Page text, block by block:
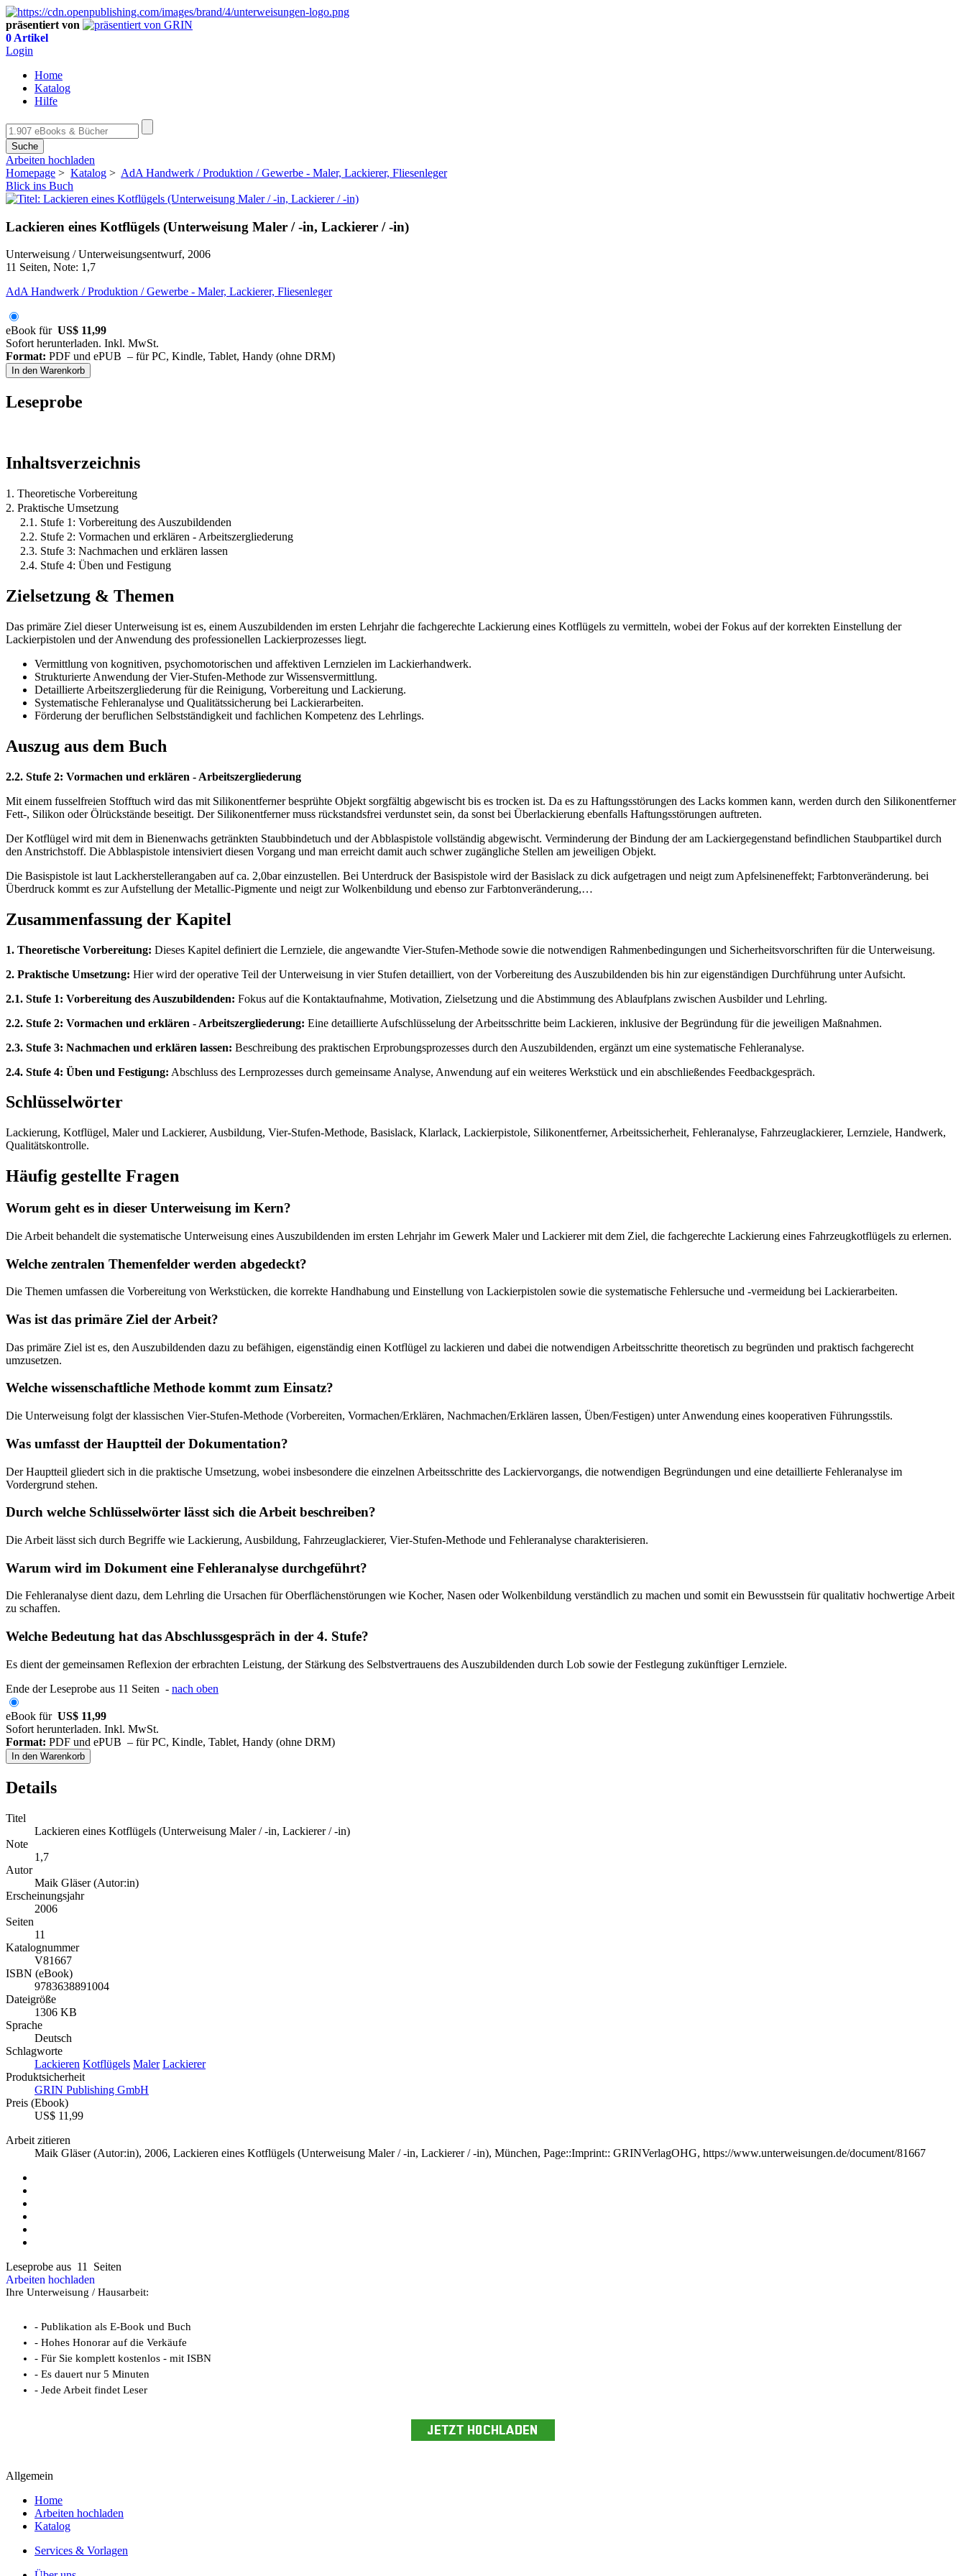
präsentiert von
0 Artikel
Login
Home
Katalog
Hilfe
Suche
Arbeiten hochladen
Homepage > Katalog > AdA Handwerk / Produktion / Gewerbe - Maler, Lackierer, Fliesenleger
Blick ins Buch
Lackieren eines Kotflügels (Unterweisung Maler / -in, Lackierer / -in)
Unterweisung / Unterweisungsentwurf, 2006
11 Seiten, Note: 1,7
AdA Handwerk / Produktion / Gewerbe - Maler, Lackierer, Fliesenleger
eBook für US$ 11,99
Sofort herunterladen. Inkl. MwSt.
Format: PDF und ePUB – für PC, Kindle, Tablet, Handy (ohne DRM)
In den Warenkorb
Leseprobe
Inhaltsverzeichnis
1. Theoretische Vorbereitung
2. Praktische Umsetzung
2.1. Stufe 1: Vorbereitung des Auszubildenden
2.2. Stufe 2: Vormachen und erklären - Arbeitszergliederung
2.3. Stufe 3: Nachmachen und erklären lassen
2.4. Stufe 4: Üben und Festigung
Zielsetzung & Themen
Das primäre Ziel dieser Unterweisung ist es, einem Auszubildenden im ersten Lehrjahr die fachgerechte Lackierung eines Kotflügels zu vermitteln, wobei der Fokus auf der korrekten Einstellung der
Lackierpistolen und der Anwendung des professionellen Lackierprozesses liegt.
Vermittlung von kognitiven, psychomotorischen und affektiven Lernzielen im Lackierhandwerk.
Strukturierte Anwendung der Vier-Stufen-Methode zur Wissensvermittlung.
Detaillierte Arbeitszergliederung für die Reinigung, Vorbereitung und Lackierung.
Systematische Fehleranalyse und Qualitätssicherung bei Lackierarbeiten.
Förderung der beruflichen Selbstständigkeit und fachlichen Kompetenz des Lehrlings.
Auszug aus dem Buch
2.2. Stufe 2: Vormachen und erklären - Arbeitszergliederung
Mit einem fusselfreien Stofftuch wird das mit Silikonentferner besprühte Objekt sorgfältig abgewischt bis es trocken ist. Da es zu Haftungsstörungen des Lacks kommen kann, werden durch den Silikonentferner
Fett-, Silikon oder Ölrückstände beseitigt. Der Silikonentferner muss rückstandsfrei verdunstet sein, da sonst bei Überlackierung ebenfalls Haftungsstörungen auftreten.
Der Kotflügel wird mit dem in Bienenwachs getränkten Staubbindetuch und der Abblaspistole vollständig abgewischt. Verminderung der Bindung der am Lackiergegenstand befindlichen Staubpartikel durch
den Anstrichstoff. Die Abblaspistole intensiviert diesen Vorgang und man erreicht damit auch schwer zugängliche Stellen am jeweiligen Objekt.
Die Basispistole ist laut Lackherstellerangaben auf ca. 2,0bar einzustellen. Bei Unterdruck der Basispistole wird der Basislack zu dick aufgetragen und neigt zum Apfelsineneffekt; Farbtonveränderung. bei
Überdruck kommt es zur Aufstellung der Metallic-Pigmente und neigt zur Wolkenbildung und ebenso zur Farbtonveränderung,…
Zusammenfassung der Kapitel
1. Theoretische Vorbereitung: Dieses Kapitel definiert die Lernziele, die angewandte Vier-Stufen-Methode sowie die notwendigen Rahmenbedingungen und Sicherheitsvorschriften für die Unterweisung.
2. Praktische Umsetzung: Hier wird der operative Teil der Unterweisung in vier Stufen detailliert, von der Vorbereitung des Auszubildenden bis hin zur eigenständigen Durchführung unter Aufsicht.
2.1. Stufe 1: Vorbereitung des Auszubildenden: Fokus auf die Kontaktaufnahme, Motivation, Zielsetzung und die Abstimmung des Ablaufplans zwischen Ausbilder und Lehrling.
2.2. Stufe 2: Vormachen und erklären - Arbeitszergliederung: Eine detaillierte Aufschlüsselung der Arbeitsschritte beim Lackieren, inklusive der Begründung für die jeweiligen Maßnahmen.
2.3. Stufe 3: Nachmachen und erklären lassen: Beschreibung des praktischen Erprobungsprozesses durch den Auszubildenden, ergänzt um eine systematische Fehleranalyse.
2.4. Stufe 4: Üben und Festigung: Abschluss des Lernprozesses durch gemeinsame Analyse, Anwendung auf ein weiteres Werkstück und ein abschließendes Feedbackgespräch.
Schlüsselwörter
Lackierung, Kotflügel, Maler und Lackierer, Ausbildung, Vier-Stufen-Methode, Basislack, Klarlack, Lackierpistole, Silikonentferner, Arbeitssicherheit, Fehleranalyse, Fahrzeuglackierer, Lernziele, Handwerk,
Qualitätskontrolle.
Häufig gestellte Fragen
Worum geht es in dieser Unterweisung im Kern?
Die Arbeit behandelt die systematische Unterweisung eines Auszubildenden im ersten Lehrjahr im Gewerk Maler und Lackierer mit dem Ziel, die fachgerechte Lackierung eines Fahrzeugkotflügels zu erlernen.
Welche zentralen Themenfelder werden abgedeckt?
Die Themen umfassen die Vorbereitung von Werkstücken, die korrekte Handhabung und Einstellung von Lackierpistolen sowie die systematische Fehlersuche und -vermeidung bei Lackierarbeiten.
Was ist das primäre Ziel der Arbeit?
Das primäre Ziel ist es, den Auszubildenden dazu zu befähigen, eigenständig einen Kotflügel zu lackieren und dabei die notwendigen Arbeitsschritte theoretisch zu begründen und praktisch fachgerecht
umzusetzen.
Welche wissenschaftliche Methode kommt zum Einsatz?
Die Unterweisung folgt der klassischen Vier-Stufen-Methode (Vorbereiten, Vormachen/Erklären, Nachmachen/Erklären lassen, Üben/Festigen) unter Anwendung eines kooperativen Führungsstils.
Was umfasst der Hauptteil der Dokumentation?
Der Hauptteil gliedert sich in die praktische Umsetzung, wobei insbesondere die einzelnen Arbeitsschritte des Lackiervorgangs, die notwendigen Begründungen und eine detaillierte Fehleranalyse im
Vordergrund stehen.
Durch welche Schlüsselwörter lässt sich die Arbeit beschreiben?
Die Arbeit lässt sich durch Begriffe wie Lackierung, Ausbildung, Fahrzeuglackierer, Vier-Stufen-Methode und Fehleranalyse charakterisieren.
Warum wird im Dokument eine Fehleranalyse durchgeführt?
Die Fehleranalyse dient dazu, dem Lehrling die Ursachen für Oberflächenstörungen wie Kocher, Nasen oder Wolkenbildung verständlich zu machen und somit ein Bewusstsein für qualitativ hochwertige Arbeit
zu schaffen.
Welche Bedeutung hat das Abschlussgespräch in der 4. Stufe?
Es dient der gemeinsamen Reflexion der erbrachten Leistung, der Stärkung des Selbstvertrauens des Auszubildenden durch Lob sowie der Festlegung zukünftiger Lernziele.
Ende der Leseprobe aus 11 Seiten - nach oben
eBook für US$ 11,99
Sofort herunterladen. Inkl. MwSt.
Format: PDF und ePUB – für PC, Kindle, Tablet, Handy (ohne DRM)
In den Warenkorb
Details
Titel
Lackieren eines Kotflügels (Unterweisung Maler / -in, Lackierer / -in)
Note
1,7
Autor
Maik Gläser (Autor:in)
Erscheinungsjahr
2006
Seiten
11
Katalognummer
V81667
ISBN (eBook)
9783638891004
Dateigröße
1306 KB
Sprache
Deutsch
Schlagworte
Lackieren Kotflügels Maler Lackierer
Produktsicherheit
GRIN Publishing GmbH
Preis (Ebook)
US$ 11,99
Arbeit zitieren
Maik Gläser (Autor:in), 2006, Lackieren eines Kotflügels (Unterweisung Maler / -in, Lackierer / -in), München, Page::Imprint:: GRINVerlagOHG, https://www.unterweisungen.de/document/81667
Leseprobe aus 11 Seiten
Arbeiten hochladen
Ihre Unterweisung / Hausarbeit:
- Publikation als E-Book und Buch
- Hohes Honorar auf die Verkäufe
- Für Sie komplett kostenlos - mit ISBN
- Es dauert nur 5 Minuten
- Jede Arbeit findet Leser
Allgemein
Home
Arbeiten hochladen
Katalog
Services & Vorlagen